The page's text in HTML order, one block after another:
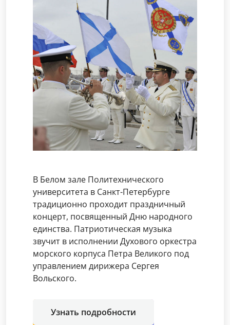
В Белом зале Политехнического
университета в Санкт-Петербурге
традиционно проходит праздничный
концерт, посвященный Дню народного
единства. Патриотическая музыка
звучит в исполнении Духового оркестра
морского корпуса Петра Великого под
управлением дирижера Сергея
Вольского.
Узнать подробности